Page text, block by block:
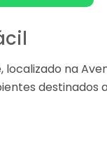
na
destinados